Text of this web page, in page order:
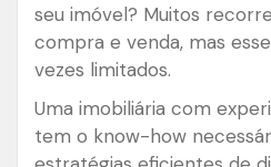
seu imóvel? Muitos
compra e venda, mas
vezes limitados.
Uma imobiliária com
tem o know-how